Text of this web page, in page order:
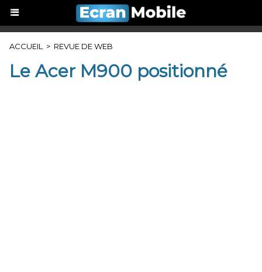
ACCUEIL > REVUE DE WEB
Le Acer M900 positionné